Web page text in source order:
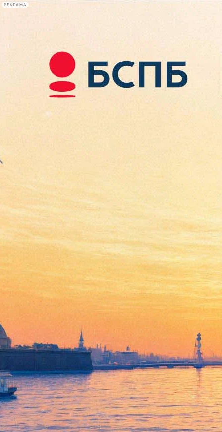
РЕКЛАМА
Сегодня:
2026.08.08
22:26
Афиша Plus
Петербуржцы узнают «из
первых рук», возможно ли